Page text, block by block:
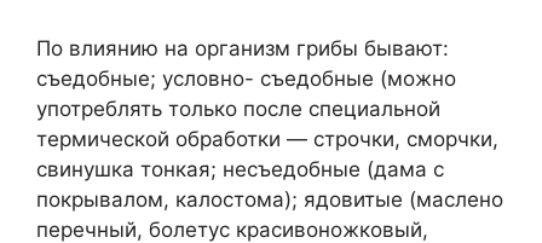
По влиянию на организм грибы бывают:
съедобные; условно- съедобные (можно
употреблять только после специальной
термической обработки — строчки, сморчки,
свинушка тонкая; несъедобные (дама с
покрывалом, калостома); ядовитые (маслено
перечный, болетус красивоножковый,